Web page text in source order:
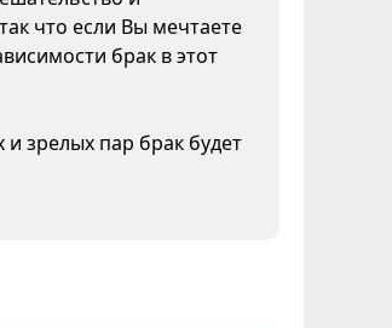
что если Вы мечтаете
брак в этот
и зрелых пар брак будет